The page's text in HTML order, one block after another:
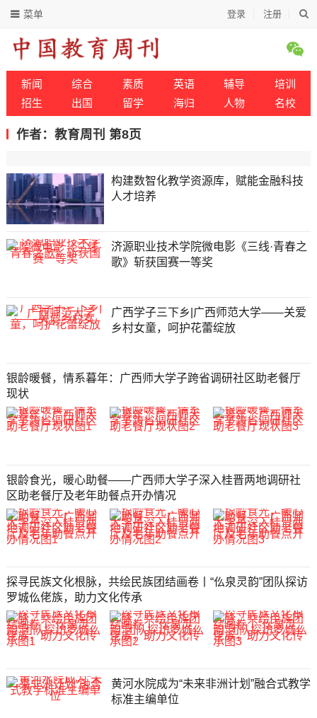
登录 注册
菜单
新闻 综合 素质 英语 辅导
培训
招生
出国 留学 海归 人物 名校
作者：教育周刊 第8页
构建数智化教学资源库，赋能金融科技
人才培养
济源职业技术学院微电影《三线·青春之
歌》斩获国赛一等奖
广西学子三下乡|广西师范大学——关爱
乡村女童，呵护花蕾绽放
银龄暖餐，情系暮年：广西师大学子跨省调研社区助老餐厅
现状
银龄食光，暖心助餐——广西师大学子深入桂晋两地调研社
区助老餐厅及老年助餐点开办情况
探寻民族文化根脉，共绘民族团结画卷丨“仫泉灵韵”团队探访
罗城仫佬族，助力文化传承
黄河水院成为“未来非洲计划”融合式教学
标准主编单位